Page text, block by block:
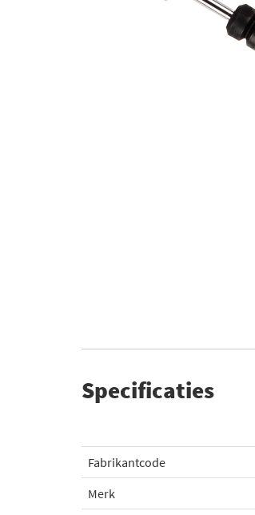
Specificaties
Fabrikantcode
Merk